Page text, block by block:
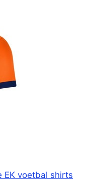
EK voetbal shirts